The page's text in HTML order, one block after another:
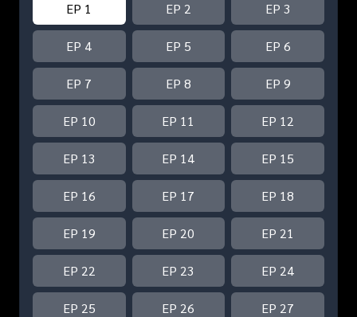
EP 1 EP 2 EP 3
EP 4 EP 5 EP 6
EP 7 EP 8 EP 9
EP 10 EP 11 EP 12
EP 13 EP 14 EP 15
EP 16 EP 17 EP 18
EP 19 EP 20 EP 21
EP 22 EP 23 EP 24
EP 25 EP 26 EP 27